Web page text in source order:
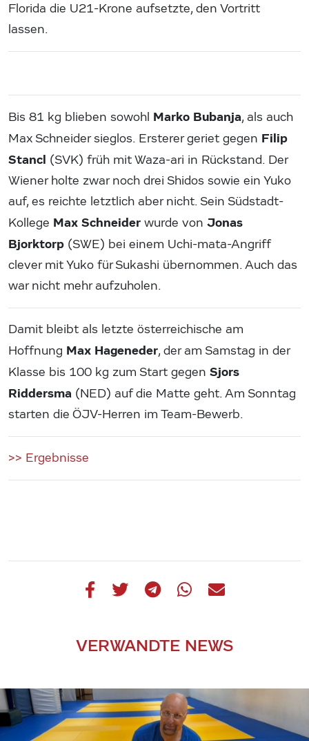
Florida die U21-Krone aufsetzte, den Vortritt
lassen.
Bis 81 kg blieben sowohl Marko Bubanja, als auch
Max Schneider sieglos. Ersterer geriet gegen Filip
Stancl (SVK) früh mit Waza-ari in Rückstand. Der
Wiener holte zwar noch drei Shidos sowie ein Yuko
auf, es reichte letztlich aber nicht. Sein Südstadt-
Kollege Max Schneider wurde von Jonas
Bjorktorp (SWE) bei einem Uchi-mata-Angriff
clever mit Yuko für Sukashi übernommen. Auch das
war nicht mehr aufzuholen.
Damit bleibt als letzte österreichische am
Hoffnung Max Hageneder, der am Samstag in der
Klasse bis 100 kg zum Start gegen Sjors
Riddersma (NED) auf die Matte geht. Am Sonntag
starten die ÖJV-Herren im Team-Bewerb.
>> Ergebnisse
VERWANDTE NEWS